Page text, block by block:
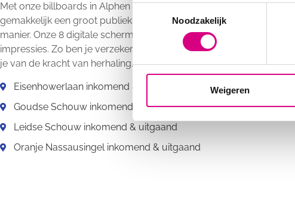
Noodzakelijk
Weigeren
Met onze billboards in Alphen aan den Rijn bereik je snel en
gemakkelijk een groot publiek op een prettige en gemakkelijke
manier. Onze 8 digitale schermen zorgen per week voor zo’n miljoen
impressies. Zo ben je verzekerd van veel zichtbaarheid en profiteer
je van de kracht van herhaling.
Eisenhowerlaan inkomend & uitgaand
Goudse Schouw inkomend & uitgaand
Leidse Schouw inkomend & uitgaand
Oranje Nassausingel inkomend & uitgaand